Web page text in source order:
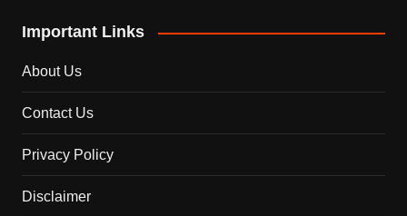
Important Links
About Us
Contact Us
Privacy Policy
Disclaimer